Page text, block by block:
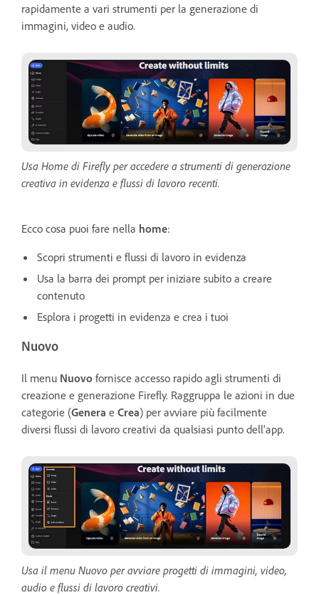
rapidamente a vari strumenti per la generazione di
immagini, video e audio.
Usa Home di Firefly per accedere a strumenti di generazione
creativa in evidenza e flussi di lavoro recenti.
Ecco cosa puoi fare nella home:
Scopri strumenti e flussi di lavoro in evidenza
Usa la barra dei prompt per iniziare subito a creare
contenuto
Esplora i progetti in evidenza e crea i tuoi
Nuovo
Il menu Nuovo fornisce accesso rapido agli strumenti di
creazione e generazione Firefly. Raggruppa le azioni in due
categorie (Genera e Crea) per avviare più facilmente
diversi flussi di lavoro creativi da qualsiasi punto dell'app.
Usa il menu Nuovo per avviare progetti di immagini, video,
audio e flussi di lavoro creativi.